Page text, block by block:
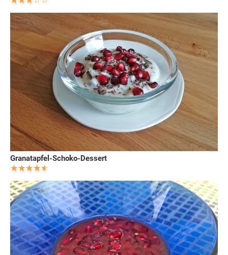
Granatapfel-Schoko-Dessert